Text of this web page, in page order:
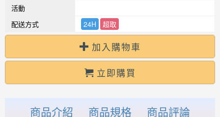
活動
配送方式
24H 超取
加入購物車
立即購買
商品介紹 商品規格 商品評論